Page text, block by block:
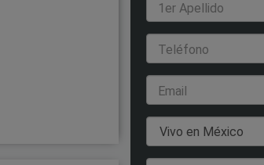
1er Apellido
Teléfono
Email
País de Residencia